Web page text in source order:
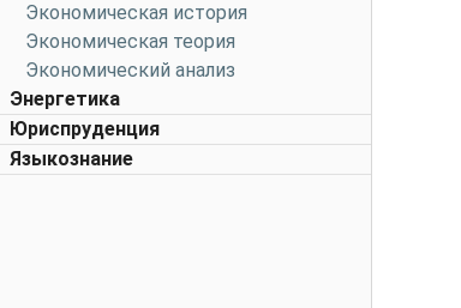
Экономическая история
Экономическая теория
Экономический анализ
Энергетика
Юриспруденция
Языкознание